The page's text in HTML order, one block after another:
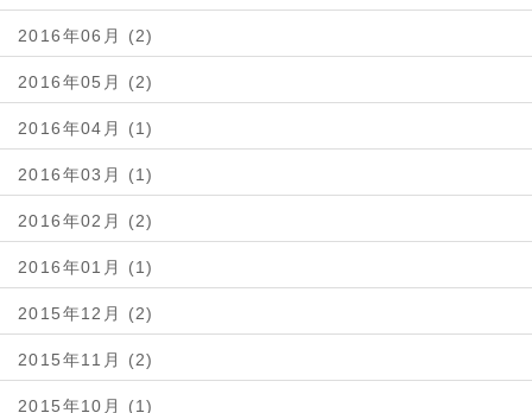
2016年06月 (2)
2016年05月 (2)
2016年04月 (1)
2016年03月 (1)
2016年02月 (2)
2016年01月 (1)
2015年12月 (2)
2015年11月 (2)
2015年10月 (1)